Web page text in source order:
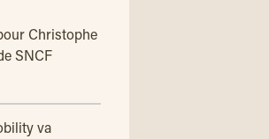
Christophe
SNCF
va